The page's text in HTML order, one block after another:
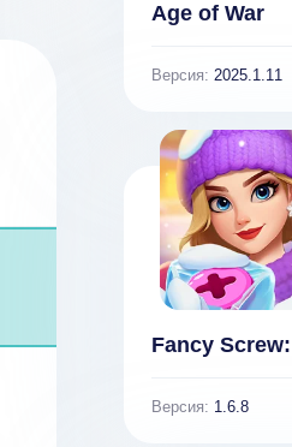
Age of War
Версия: 2025.1.11
Fancy
Версия: 1.6.8